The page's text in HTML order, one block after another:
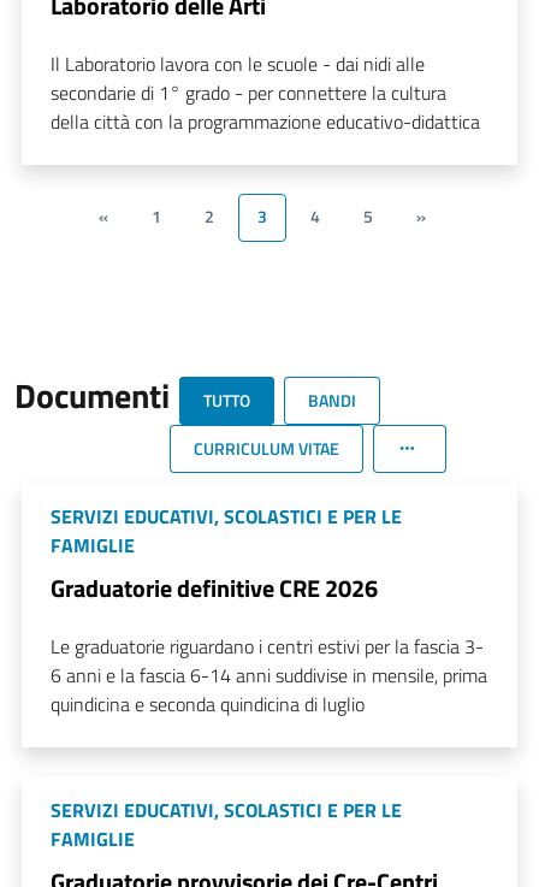
Il Laboratorio lavora con le scuole - dai nidi alle
secondarie di 1° grado - per connettere la cultura
della città con la programmazione educativo-didattica
« 1 2 3 4 5 »
Documenti TUTTO
BANDI
CURRICULUM VITAE
SERVIZI EDUCATIVI, SCOLASTICI E PER LE
FAMIGLIE
Graduatorie definitive CRE 2026
Le graduatorie riguardano i centri estivi per la fascia 3-
6 anni e la fascia 6-14 anni suddivise in mensile, prima
quindicina e seconda quindicina di luglio
SERVIZI EDUCATIVI, SCOLASTICI E PER LE
FAMIGLIE